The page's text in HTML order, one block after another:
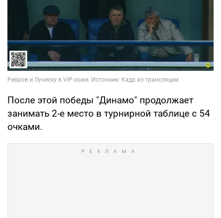
После этой победы "Динамо" продолжает
занимать 2-е место в турнирной таблице с 54
очками.